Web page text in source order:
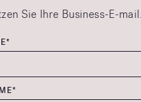
Sie Ihre Business-E-mail.